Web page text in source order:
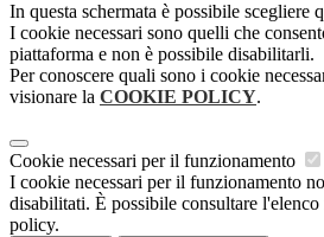
In questa schermata è possibile scegliere
I cookie necessari sono quelli che
piattaforma e non è possibile disabilitarli.
Per conoscere quali sono i cookie
visionare la COOKIE POLICY.
Cookie necessari per il funzionamento
I cookie necessari per il funzionamento
disabilitati. È possibile consultare
policy.